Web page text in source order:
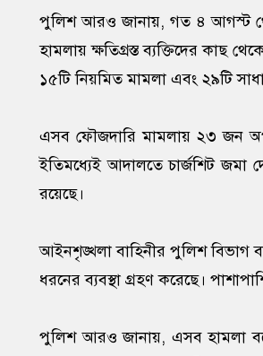
পুলিশ আরও জানায়, গত ৪ আগস্ট
হামলায় ক্ষতিগ্রস্ত ব্যক্তিদের কাছ
১৫টি নিয়মিত মামলা এবং ২৯টি
এসব ফৌজদারি মামলায় ২৩ জন
ইতিমধ্যেই আদালতে চার্জশিট জমা
রয়েছে।
আইনশৃঙ্খলা বাহিনীর পুলিশ বিভাগ
ধরনের ব্যবস্থা গ্রহণ করেছে।
পুলিশ আরও জানায়, এসব হামলা